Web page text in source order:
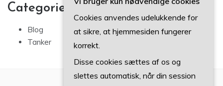
Categories
Blog
Tanker
Cookies anvendes udelukkende for
at sikre, at hjemmesiden fungerer
korrekt.
Disse cookies sættes af os og
slettes automatisk, når din session